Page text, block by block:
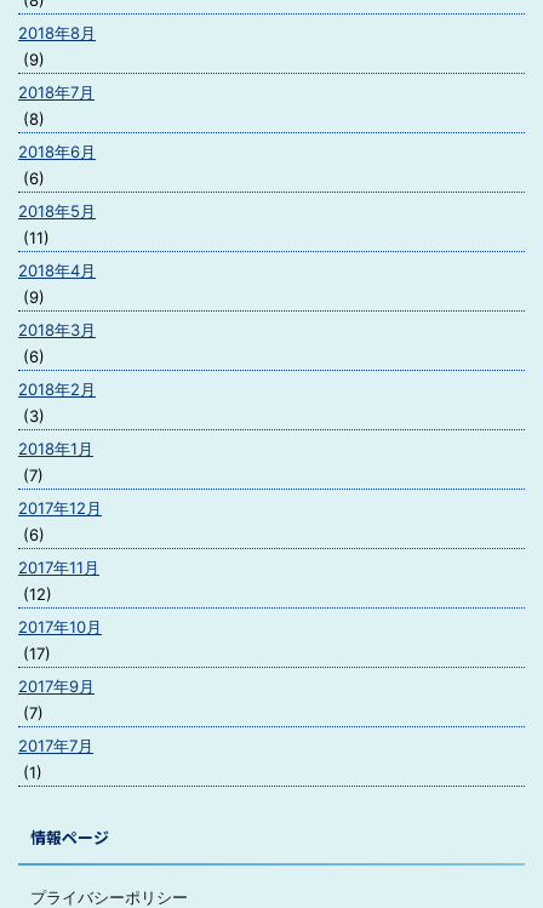
2018年8月
(9)
2018年7月
(8)
2018年6月
(6)
2018年5月
(11)
2018年4月
(9)
2018年3月
(6)
2018年2月
(3)
2018年1月
(7)
2017年12月
(6)
2017年11月
(12)
2017年10月
(17)
2017年9月
(7)
2017年7月
(1)
情報ページ
プライバシーポリシー